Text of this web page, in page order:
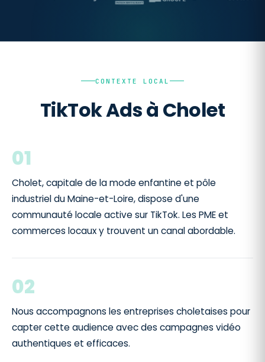
CONTEXTE LOCAL
TikTok Ads à Cholet
01
Cholet, capitale de la mode enfantine et pôle
industriel du Maine-et-Loire, dispose d'une
communauté locale active sur TikTok. Les PME et
commerces locaux y trouvent un canal abordable.
02
Nous accompagnons les entreprises choletaises pour
capter cette audience avec des campagnes vidéo
authentiques et efficaces.